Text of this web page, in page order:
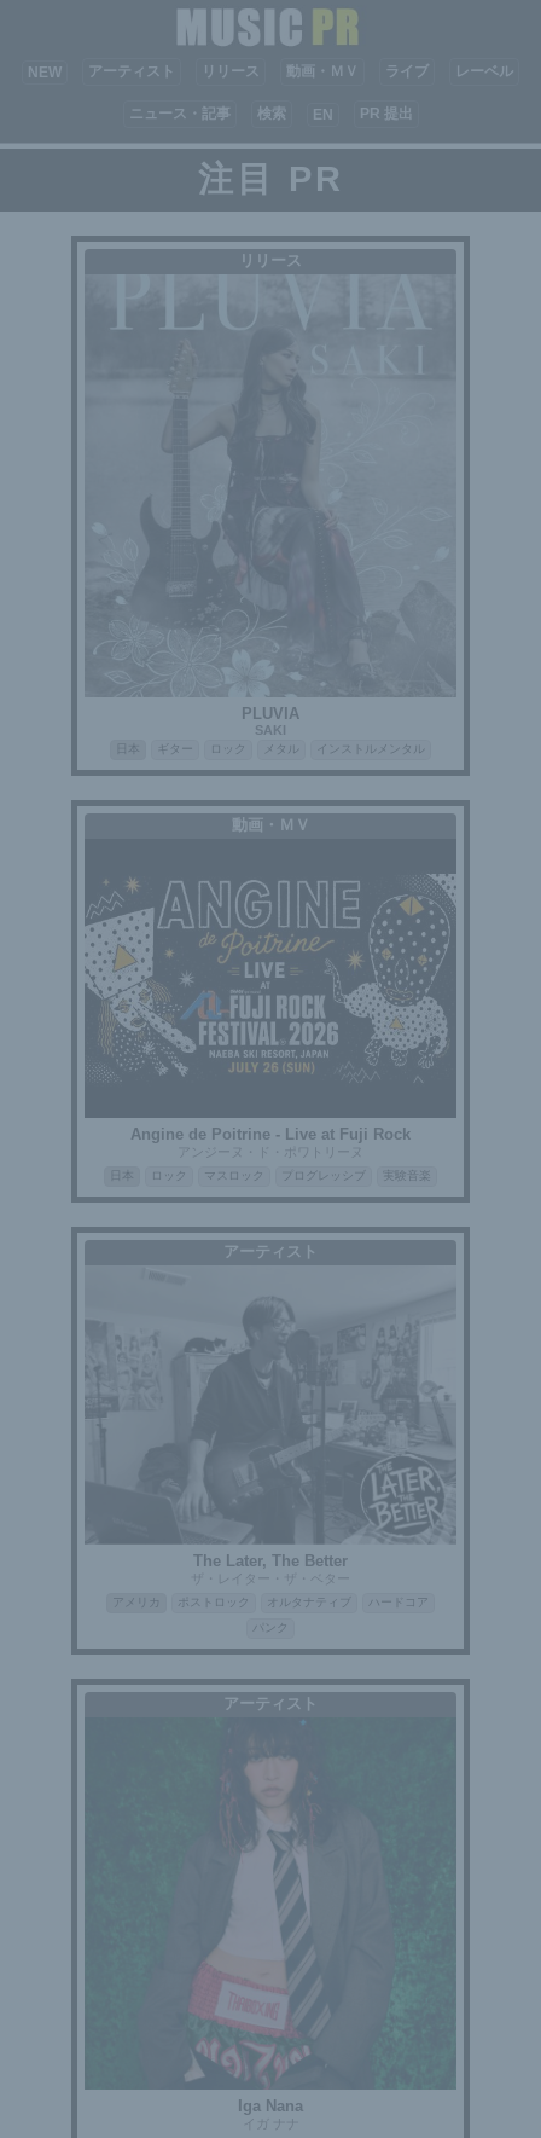
NEW アーティスト リリース 動画・ＭＶ ライブ レーベル
ニュース・記事 検索 EN PR 提出
注目 PR
リリース
PLUVIA
SAKI
ギター ロック メタル インストルメンタル
動画・ＭＶ
Angine de Poitrine - Live at Fuji Rock
アンジーヌ・ド・ポワトリーヌ
ロック マスロック プログレッシブ 実験音楽
アーティスト
The Later, The Better
ザ・レイター・ザ・ベター
アメリカ ポストロック オルタナティブ
ハードコア
パンク
アーティスト
Iga Nana
イガ ナナ